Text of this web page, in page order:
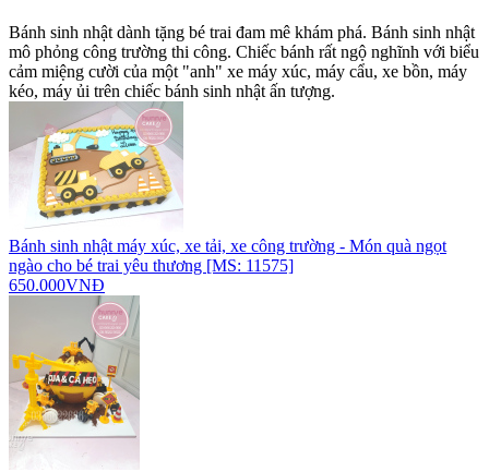
Bánh sinh nhật dành tặng bé trai đam mê khám phá. Bánh sinh nhật
mô phỏng công trường thi công. Chiếc bánh rất ngộ nghĩnh với biểu
cảm miệng cười của một "anh" xe máy xúc, máy cẩu, xe bồn, máy
kéo, máy ủi trên chiếc bánh sinh nhật ấn tượng.
Bánh sinh nhật máy xúc, xe tải, xe công trường - Món quà ngọt
ngào cho bé trai yêu thương [MS: 11575]
650.000VNĐ